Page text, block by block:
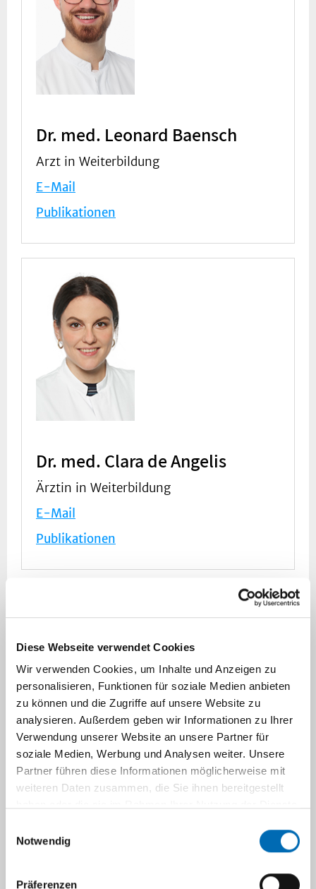
Diese Webseite verwendet Cookies
Wir verwenden Cookies, um Inhalte und Anzeigen zu
personalisieren, Funktionen für soziale Medien anbieten
zu können und die Zugriffe auf unsere Website zu
analysieren. Außerdem geben wir Informationen zu Ihrer
Verwendung unserer Website an unsere Partner für
soziale Medien, Werbung und Analysen weiter. Unsere
Partner führen diese Informationen möglicherweise mit
weiteren Daten zusammen, die Sie ihnen bereitgestellt
Notwendig
Präferenzen
Dr. med. Leonard Baensch
Arzt in Weiterbildung
E-Mail
Publikationen
Dr. med. Clara de Angelis
Ärztin in Weiterbildung
E-Mail
Publikationen
Dr. med. Felix Dewald, M.Sc.
Facharzt für Mikrobiologie, Virologie und
E-Mail